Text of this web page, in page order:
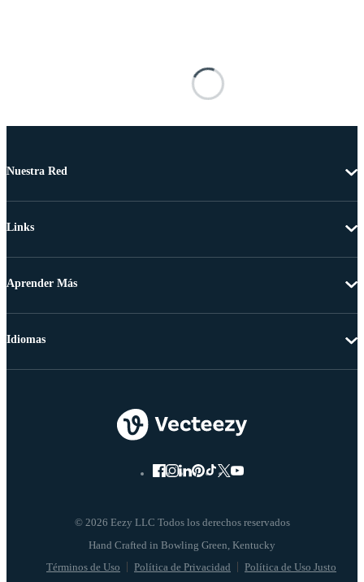
Nuestra Red
Links
Aprender Más
© 2026 Eezy LLC Todos los derechos reservados
Términos de Uso Política de Privacidad Política de Uso Justo
Idiomas